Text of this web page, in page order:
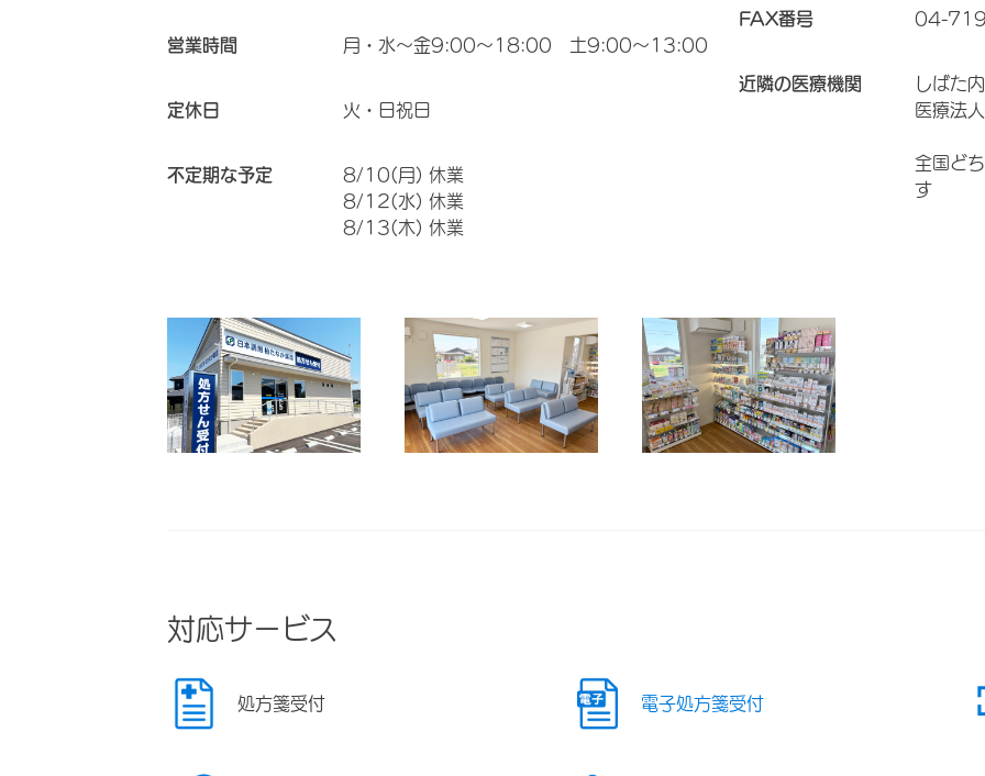
営業時間 月・水～金9:00～18:00 土9:00～13:00
定休日 火・日祝日
不定期な予定
8/10(月) 休業
8/12(水) 休業
8/13(木) 休業
FAX番号 04-
近隣の医療機関
しばた
医療法
全国ど
す
対応サービス
処方箋受付 電子処方箋受付